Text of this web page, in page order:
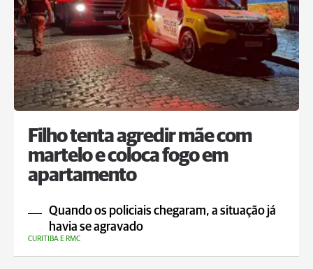
Filho tenta agredir mãe com
martelo e coloca fogo em
apartamento
Quando os policiais chegaram, a situação já
havia se agravado
CURITIBA E RMC